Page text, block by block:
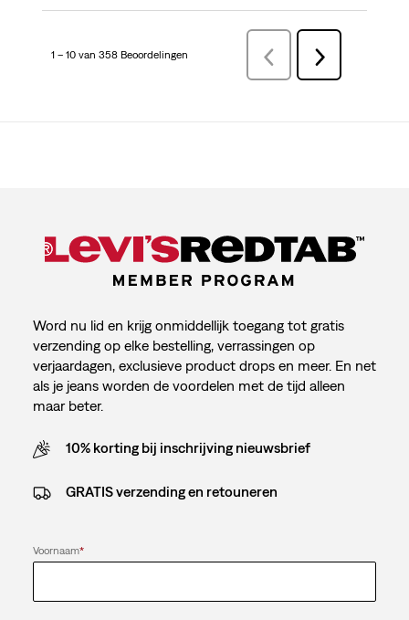
1 – 10 van 358 Beoordelingen VorigeBeoordelingen
Volgende
Beoordelingen
Word nu lid en krijg onmiddellijk toegang tot gratis
verzending op elke bestelling, verrassingen op
verjaardagen, exclusieve product drops en meer. En net
als je jeans worden de voordelen met de tijd alleen
maar beter.
10% korting bij inschrijving nieuwsbrief
GRATIS verzending en retouneren
Voornaam*